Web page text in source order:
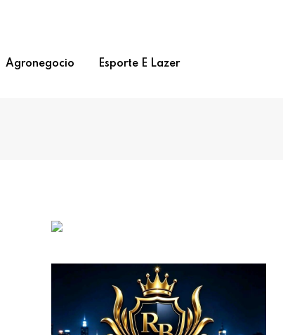
Agronegocio Esporte E Lazer